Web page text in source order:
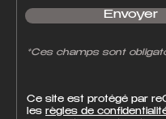
Envoyer
*Ces champs sont
Ce site est protégé par
les règles de